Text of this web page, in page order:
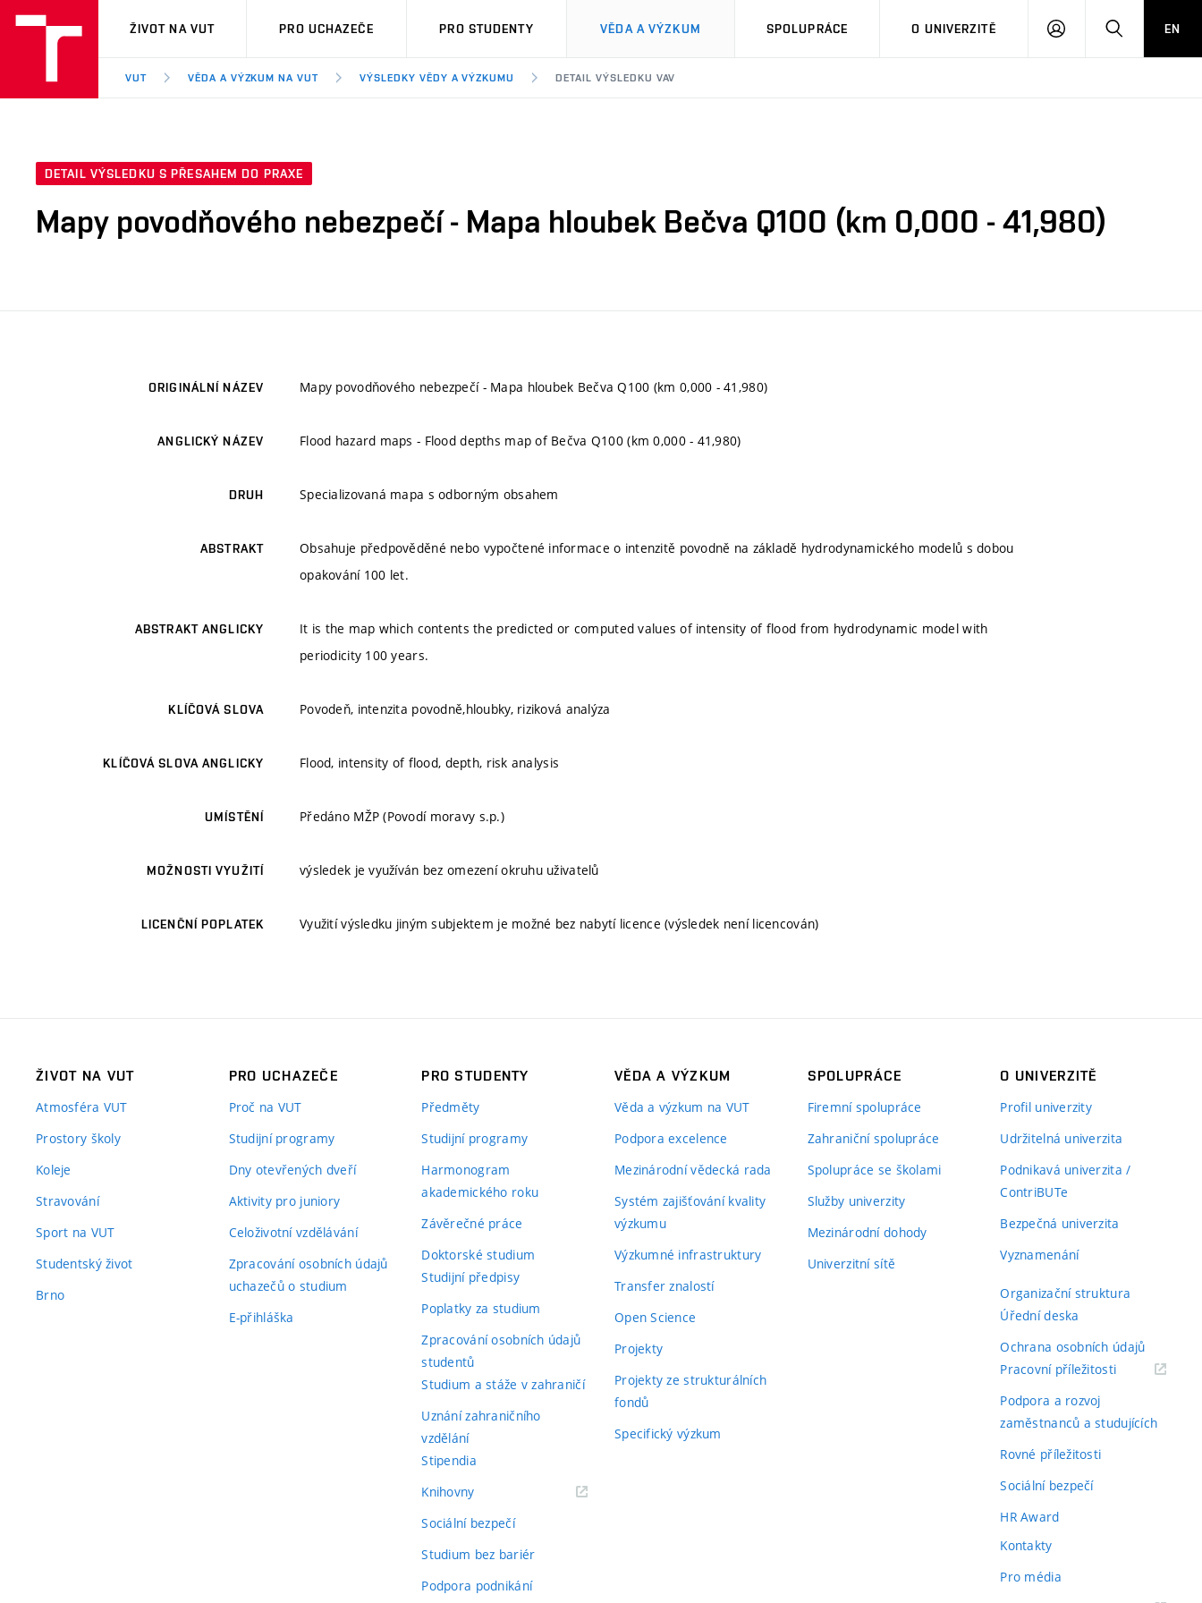
VUT
ŽIVOT NA VUT PRO UCHAZEČE PRO STUDENTY VĚDA A VÝZKUM SPOLUPRÁCE O UNIVERZITĚ
PŘIHLÁSIT HLEDATEN
VUT VĚDA A VÝZKUM NA VUT VÝSLEDKY VĚDY A VÝZKUMU DETAIL VÝSLEDKU VAV
DETAIL VÝSLEDKU S PŘESAHEM DO PRAXE
Mapy povodňového nebezpečí - Mapa hloubek Bečva Q100 (km 0,000 - 41,980)
ORIGINÁLNÍ NÁZEV Mapy povodňového nebezpečí - Mapa hloubek Bečva Q100 (km 0,000 - 41,980)
ANGLICKÝ NÁZEV Flood hazard maps - Flood depths map of Bečva Q100 (km 0,000 - 41,980)
DRUH Specializovaná mapa s odborným obsahem
ABSTRAKT
Obsahuje předpověděné nebo vypočtené informace o intenzitě povodně na základě hydrodynamického modelů s dobou
opakování 100 let.
ABSTRAKT ANGLICKY
It is the map which contents the predicted or computed values of intensity of flood from hydrodynamic model with
periodicity 100 years.
KLÍČOVÁ SLOVA Povodeň, intenzita povodně,hloubky, riziková analýza
KLÍČOVÁ SLOVA ANGLICKY Flood, intensity of flood, depth, risk analysis
UMÍSTĚNÍ Předáno MŽP (Povodí moravy s.p.)
MOŽNOSTI VYUŽITÍ výsledek je využíván bez omezení okruhu uživatelů
LICENČNÍ POPLATEK Využití výsledku jiným subjektem je možné bez nabytí licence (výsledek není licencován)
ŽIVOT NA VUT
Atmosféra VUT
Prostory školy
Koleje
Stravování
Sport na VUT
Studentský život
Brno
PRO UCHAZEČE
Proč na VUT
Studijní programy
Dny otevřených dveří
Aktivity pro juniory
Celoživotní vzdělávání
Zpracování osobních údajů
uchazečů o studium
E-přihláška
PRO STUDENTY
Předměty
Studijní programy
Harmonogram
akademického roku
Závěrečné práce
Doktorské studium
Studijní předpisy
Poplatky za studium
Zpracování osobních údajů
studentů
Studium a stáže v zahraničí
Uznání zahraničního
vzdělání
Stipendia
Knihovny(externí
Sociální bezpečí
Studium bez bariér
Podpora podnikání
VĚDA A VÝZKUM
Věda a výzkum na VUT
Podpora excelence
Mezinárodní vědecká rada
Systém zajišťování kvality
výzkumu
Výzkumné infrastruktury
Transfer znalostí
Open Science
Projekty
Projekty ze strukturálních
fondů
Specifický výzkum
SPOLUPRÁCE
Firemní spolupráce
Zahraniční spolupráce
Spolupráce se školami
Služby univerzity
Mezinárodní dohody
Univerzitní sítě
O UNIVERZITĚ
Profil univerzity
Udržitelná univerzita
Podnikavá univerzita /
ContriBUTe
Bezpečná univerzita
Vyznamenání
Organizační struktura
Úřední deska
Ochrana osobních údajů
Pracovní příležitosti(externí
Podpora a rozvoj
zaměstnanců a studujících
Rovné příležitosti
Sociální bezpečí
HR Award
Kontakty
Pro média